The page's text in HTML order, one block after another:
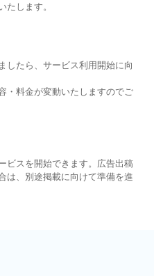
たします。
したら、サービス利用開始に向
・料金が変動いたしますのでご
ビスを開始できます。広告出稿
は、別途掲載に向けて準備を進